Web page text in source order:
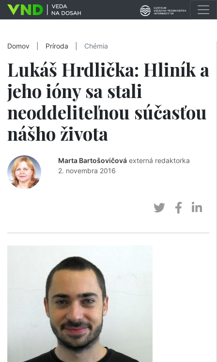
Domov Príroda Chémia
Lukáš Hrdlička: Hliník a
jeho ióny sa stali
neoddeliteľnou súčasťou
nášho života
Marta Bartošovičová externá redaktorka
2. novembra 2016